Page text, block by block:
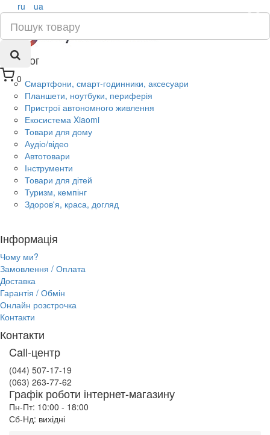
0
×
ru ua
Каталог
Смартфони, смарт-годинники, аксесуари
Планшети, ноутбуки, периферія
Пристрої автономного живлення
Екосистема Xiaomi
Товари для дому
Аудіо/відео
Автотовари
Інструменти
Товари для дітей
Туризм, кемпінг
Здоров'я, краса, догляд
Інформація
Чому ми?
Замовлення / Оплата
Доставка
Гарантія / Обмін
Онлайн розстрочка
Контакти
Контакти
Call-центр
(044) 507-17-19
(063) 263-77-62
Графік роботи інтернет-магазину
Пн-Пт: 10:00 - 18:00
Сб-Нд: вихідні